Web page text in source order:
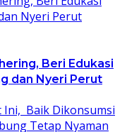
Beri Edukasi
dan Nyeri Perut